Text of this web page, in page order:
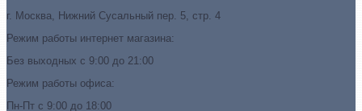
г. Москва, Нижний Сусальный пер. 5, стр. 4
Режим работы интернет магазина:
Без выходных с 9:00 до 21:00
Режим работы офиса:
Пн-Пт с 9:00 до 18:00